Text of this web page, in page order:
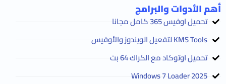
أهم الأدوات والبرامج
تحميل اوفيس 365 كامل مجانا
KMS Tools لتفعيل الويندوز والأوفيس
تحميل اوتوكاد مع الكراك 64 بت
2025 Windows 7 Loader